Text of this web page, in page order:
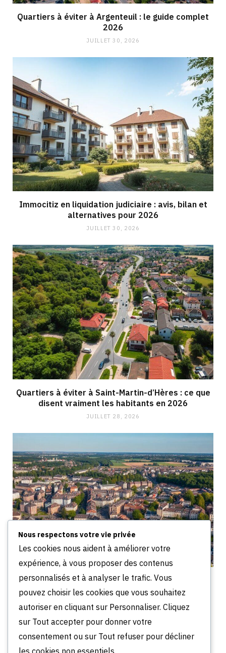
Quartiers à éviter à Argenteuil : le guide complet
2026
JUILLET 30, 2026
Immocitiz en liquidation judiciaire : avis, bilan et
alternatives pour 2026
JUILLET 30, 2026
Quartiers à éviter à Saint-Martin-d’Hères : ce que
disent vraiment les habitants en 2026
JUILLET 28, 2026
Quartiers à éviter à Mulhouse en 2026 :
Bourtzwiller, Les Coteaux et Drouot
JUILLET 28, 2026
Comments are closed.
Nous respectons votre vie privée
Les cookies nous aident à améliorer votre
expérience, à vous proposer des contenus
personnalisés et à analyser le trafic. Vous
pouvez choisir les cookies que vous souhaitez
autoriser en cliquant sur Personnaliser. Cliquez
sur Tout accepter pour donner votre
consentement ou sur Tout refuser pour décliner